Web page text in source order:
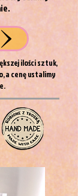
ilości sztuk,
a cenę ustalimy